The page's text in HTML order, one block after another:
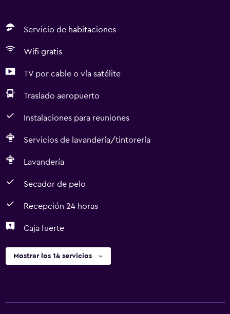
Servicio de habitaciones
Wifi gratis
TV por cable o vía satélite
Traslado aeropuerto
Instalaciones para reuniones
Servicios de lavandería/tintorería
Lavandería
Secador de pelo
Recepción 24 horas
Caja fuerte
Mostrar los 14 servicios